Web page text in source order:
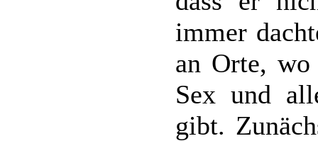
immer
an Orte, wo
Sex und
gibt.